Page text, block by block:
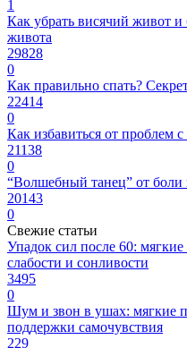
1
Как убрать висячий живот и
живота
29828
0
Как правильно спать?
22414
0
Как избавиться от проблем
21138
0
“Волшебный танец” от боли
20143
0
Свежие статьи
Упадок сил после 60:
слабости и сонливости
3495
0
Шум и звон в ушах: мягкие
поддержки самочувствия
229